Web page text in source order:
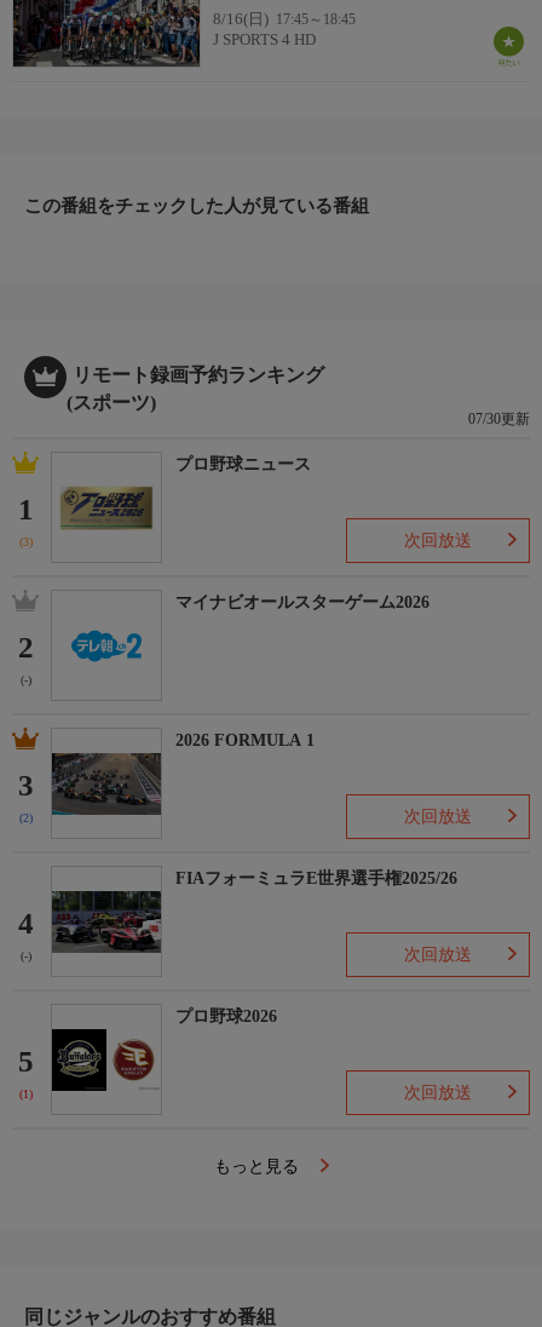
8/16(日) 17:45～18:45
J SPORTS 4 HD
この番組をチェックした人が見ている番組
リモート録画予約ランキング
(スポーツ)
07/30更新
1
(3)
プロ野球ニュース
次回放送
2
(-)
マイナビオールスターゲーム2026
3
(2)
2026 FORMULA 1
次回放送
4
(-)
FIAフォーミュラE世界選手権2025/26
次回放送
5
(1)
プロ野球2026
次回放送
もっと見る
同じジャンルのおすすめ番組